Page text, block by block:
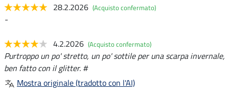
28.2.2026 (Acquisto confermato)
-
4.2.2026 (Acquisto confermato)
Purtroppo un po' stretto, un po' sottile per una scarpa invernale,
ben fatto con il glitter. #
Mostra originale (tradotto con l'AI)